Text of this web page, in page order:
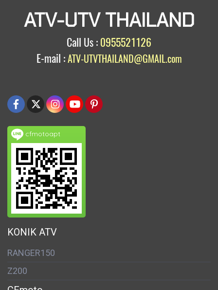
ATV-UTV THAILAND
Call Us : 0955521126
E-mail :ATV-UTVTHAILAND@GMAIL.com
cfmotoapt
KONIK ATV
RANGER150
Z200